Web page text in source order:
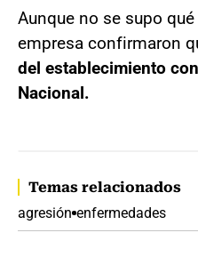
Aunque no se supo
empresa confirmaron
del establecimiento
Nacional.
Temas relacionados
agresión enfermedades